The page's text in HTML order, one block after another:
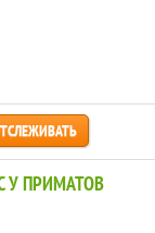
У ПРИМАТОВ